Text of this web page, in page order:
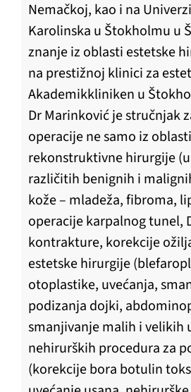
Nemačkoj, kao i na
Karolinska u Štokholmu u
znanje iz oblasti estetske
na prestižnoj klinici za
Akademikkliniken u
Dr Marinković je stručnjak
operacije ne samo iz
rekonstruktivne hirurgije
različitih benignih i
kože – mladeža, fibroma,
operacije karpalnog tunel,
kontrakture, korekcije
estetske hirurgije
otoplastike, uvećanja,
podizanja dojki,
smanjivanje malih i velikih
nehirurških procedura za
(korekcije bora botulin